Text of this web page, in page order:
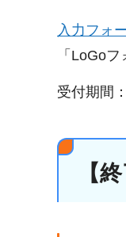
入力フォ
「LoGo
受付期間
【